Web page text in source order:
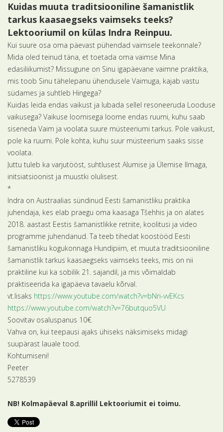
Kuidas muuta traditsiooniline šamanistlik
tarkus kaasaegseks vaimseks teeks?
Lektooriumil on külas Indra Reinpuu.
Kui suure osa oma päevast pühendad vaimsele teekonnale?
Mida oled teinud täna, et toetada oma vaimse Mina
edasiliikumist? Missugune on Sinu igapäevane vaimne praktika,
mis toob Sinu tähelepanu ühendusele Vaimuga, kajab vastu
südames ja suhtleb Hingega?
Kuidas leida endas vaikust ja lubada sellel resoneeruda Looduse
vaikusega? Vaikuse loomisega loome endas ruumi, kuhu saab
siseneda Vaim ja voolata suure müsteeriumi tarkus. Pole vaikust,
pole ka ruumi. Pole kohta, kuhu suur müsteerium saaks sisse
voolata.
Juttu tuleb ka varjutööst, suhtlusest Alumise ja Ülemise Ilmaga,
initsiatsioonist ja muustki olulisest.
*
Indra on Austraalias sündinud Eesti šamanistliku praktika
juhendaja, kes elab praegu oma kaasaga Tšehhis ja on alates
2018. aastast Eestis šamanistlikke retriite, koolitusi ja video
programme juhendanud. Ta teeb tihedat koostööd Eesti
šamanistliku kogukonnaga Hundipiim, et muuta traditsiooniline
šamanistlik tarkus kaasaegseks vaimseks teeks, mis on nii
praktiline kui ka sobilik 21. sajandil, ja mis võimaldab
praktiseerida ka igapäeva tavaelu kõrval.
vt.lisaks https://www.youtube.com/watch?v=bNri-vvEKcs
https://www.youtube.com/watch?v=76butquo5VU
Soovitav osaluspanus 10€.
Vahva on, kui teepausi ajaks ühiseks näksimiseks midagi
suupärast lauale tood.
Kohtumiseni!
Peeter
5278539
NB! Kolmapäeval 8.aprillil Lektooriumit ei toimu.